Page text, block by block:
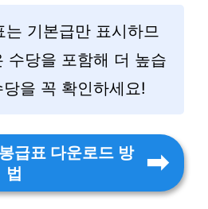
는 기본급만 표시하므
수당을 포함해 더 높습
을 꼭 확인하세요!
급표 다운로드 방
법